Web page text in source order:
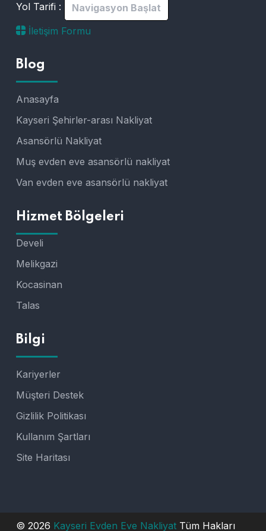
Yol Tarifi :
Navigasyon Başlat
İletişim Formu
Blog
Anasayfa
Kayseri Şehirler-arası Nakliyat
Asansörlü Nakliyat
Muş evden eve asansörlü nakliyat
Van evden eve asansörlü nakliyat
Hizmet Bölgeleri
Develi
Melikgazi
Kocasinan
Talas
Bilgi
Kariyerler
Müşteri Destek
Gizlilik Politikası
Kullanım Şartları
Site Haritası
© 2026 Kayseri Evden Eve Nakliyat Tüm Hakları